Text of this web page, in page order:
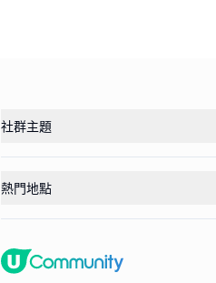
社群主題
熱門地點